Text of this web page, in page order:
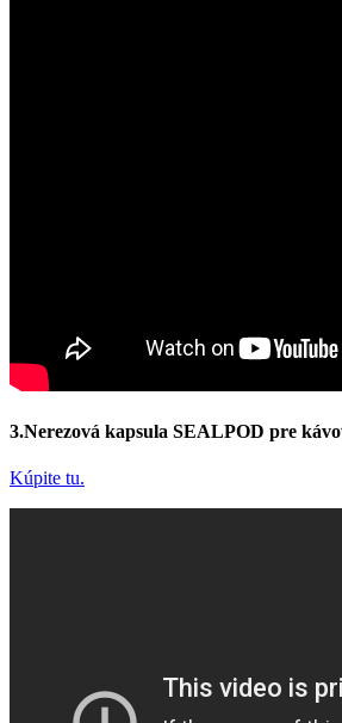
3.Nerezová kapsula SEALPOD pre
Kúpite tu.